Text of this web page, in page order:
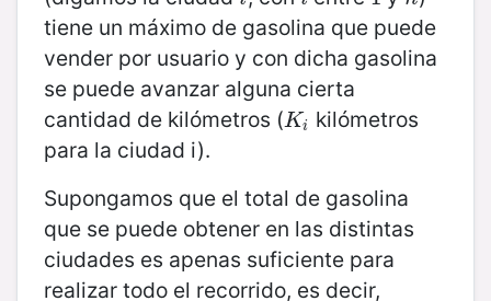
tiene un máximo de gasolina que puede
vender por usuario y con dicha gasolina
se puede avanzar alguna cierta
cantidad de kilómetros (Ki
Ki kilómetros
para la ciudad i).
Supongamos que el total de gasolina
que se puede obtener en las distintas
ciudades es apenas suficiente para
realizar todo el recorrido, es decir,